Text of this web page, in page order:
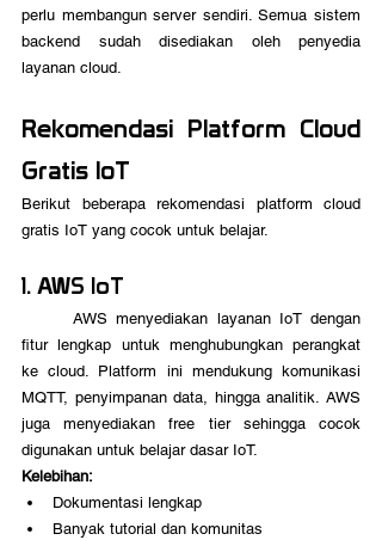
perlu membangun server sendiri. Semua sistem
backend sudah disediakan oleh penyedia
layanan cloud.
Rekomendasi Platform Cloud
Gratis IoT
Berikut beberapa rekomendasi platform cloud
gratis IoT yang cocok untuk belajar.
1. AWS IoT
	AWS menyediakan layanan IoT dengan
fitur lengkap untuk menghubungkan perangkat
ke cloud. Platform ini mendukung komunikasi
MQTT, penyimpanan data, hingga analitik. AWS
juga menyediakan free tier sehingga cocok
digunakan untuk belajar dasar IoT.
Kelebihan:
Dokumentasi lengkap
Banyak tutorial dan komunitas